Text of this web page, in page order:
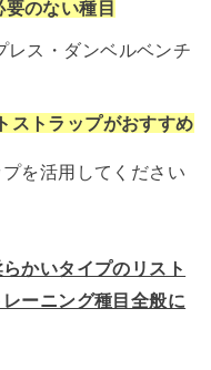
のない種目
レス・ダンベルベンチ
ストラップがおすすめ
を活用してください
かいタイプのリスト
ーニング種目全般に